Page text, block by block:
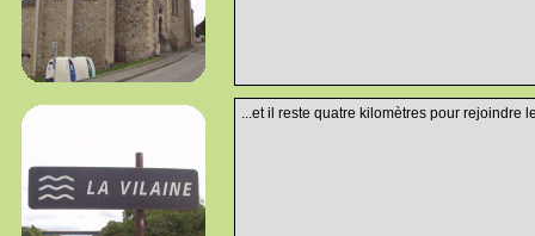
...et il reste quatre kilomètres pour rejoindre